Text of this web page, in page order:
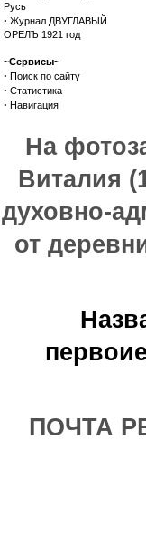
Русь
· Журнал ДВУГЛАВЫЙ
ОРЕЛЪ 1921 год
~Сервисы~
· Поиск по сайту
· Статистика
· Навигация
На
Виталия
духовно-
от
ПОЧТА